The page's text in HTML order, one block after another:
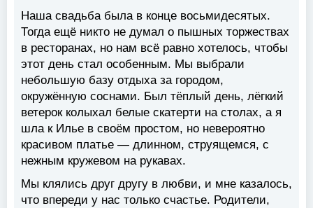
Наша свадьба была в конце восьмидесятых.
Тогда ещё никто не думал о пышных торжествах
в ресторанах, но нам всё равно хотелось, чтобы
этот день стал особенным. Мы выбрали
небольшую базу отдыха за городом,
окружённую соснами. Был тёплый день, лёгкий
ветерок колыхал белые скатерти на столах, а я
шла к Илье в своём простом, но невероятно
красивом платье — длинном, струящемся, с
нежным кружевом на рукавах.
Мы клялись друг другу в любви, и мне казалось,
что впереди у нас только счастье. Родители,